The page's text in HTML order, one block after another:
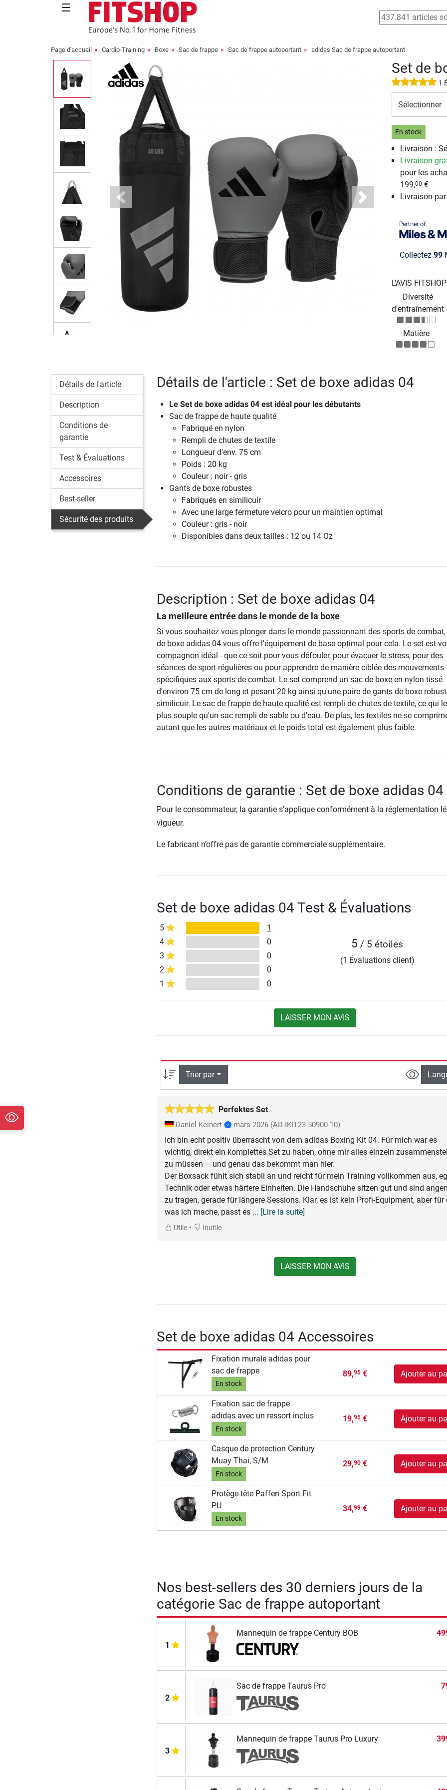
Page d'accueil Cardio-Training Boxe Sac de frappe Sac de frappe autoportant adidas Sac de frappe autoportant
Previous Next
Set de
1
Sélectionner
En stock
Livraison :
Livraison
pour les
199,00 €
Livraison par
Collectez 99
L'AVIS
Diversité
d'entraînement
Matière
Détails de l'article
Description
Conditions de
garantie
Test & Évaluations
Accessoires
Best-seller
Sécurité des produits
Détails de l'article : Set de boxe adidas 04
Le Set de boxe adidas 04est idéal pour les débutants
Sac de frappe de haute qualité
Fabriqué en nylon
Rempli de chutes de textile
Longueur d'env. 75 cm
Poids : 20 kg
Couleur : noir - gris
Gants de boxe robustes
Fabriqués en similicuir
Avec une large fermeture velcro pour un maintien optimal
Couleur : gris - noir
Disponibles dans deux tailles : 12 ou 14 Oz
Description : Set de boxe adidas 04
La meilleure entrée dans le monde de la boxe
Si vous souhaitez vous plonger dans le monde passionnant des sports de combat,
de boxe adidas 04 vous offre l'équipement de base optimal pour cela. Le set est
compagnon idéal - que ce soit pour vous défouler, pour évacuer le stress, pour des
séances de sport régulières ou pour apprendre de manière ciblée des mouvements
spécifiques aux sports de combat. Le set comprend un sac de boxe en nylon tissé
d'environ 75 cm de long et pesant 20 kg ainsi qu'une paire de gants de boxe
similicuir. Le sac de frappe de haute qualité est rempli de chutes de textile, ce qui
plus souple qu'un sac rempli de sable ou d'eau. De plus, les textiles ne se
autant que les autres matériaux et le poids total est également plus faible.
Conditions de garantie : Set de boxe adidas 04
Pour le consommateur, la garantie s’applique conformément à la réglementation
vigueur.
Le fabricant n’offre pas de garantie commerciale supplémentaire.
Set de boxe adidas 04 Test & Évaluations
5
1
4
0
3
0
2
0
1
0
5 / 5 étoiles
(1 Évaluations client)
LAISSER MON AVIS
Trier par
Perfektes Set
Daniel Keinert mars 2026 (AD-IKIT23-50900-10)
Ich bin echt positiv überrascht von dem adidas Boxing Kit 04. Für mich war es
wichtig, direkt ein komplettes Set zu haben, ohne mir alles einzeln
zu müssen – und genau das bekommt man hier.
Der Boxsack fühlt sich stabil an und reicht für mein Training vollkommen aus,
Technik oder etwas härtere Einheiten. Die Handschuhe sitzen gut und sind
zu tragen, gerade für längere Sessions. Klar, es ist kein Profi-Equipment, aber für
was ich mache, passt es ... [Lire la suite]
Utile• Inutile
LAISSER MON AVIS
Set de boxe adidas 04 Accessoires
Fixation murale adidas pour
sac de frappe
En stock
89,95€ Ajouter au
Fixation sac de frappe
adidas avec un ressort inclus
En stock
19,95€ Ajouter au
Casque de protection Century
Muay Thai, S/M
En stock
29,90€ Ajouter au
Protège-tête Paffen Sport Fit
PU
En stock
34,99€ Ajouter au
Nos best-sellers des 30 derniers jours de la
catégorie Sac de frappe autoportant
1
Mannequin de frappe Century BOB
2
Sac de frappe Taurus Pro
3
Mannequin de frappe Taurus Pro Luxury